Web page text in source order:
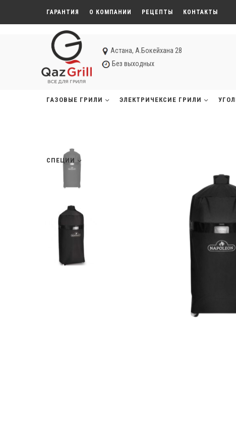
ГАРАНТИЯ О КОМПАНИИ РЕЦЕПТЫ КОНТАКТЫ
Астана, А.Бокейхана 28
Без выходных
ГАЗОВЫЕ ГРИЛИ ЭЛЕКТРИЧЕКСИЕ ГРИЛИ
СПЕЦИИ